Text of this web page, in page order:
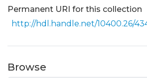
Permanent URI for this collection
http://hdl.handle.net/10400.26/
Browse